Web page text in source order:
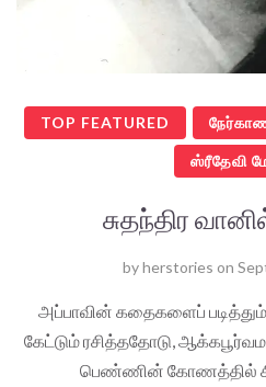
TOP FEATURED
ஸ்ரீதேவி
சுதந்திர
byherstories on
அப்பாவின் கதைகளைப்
கேட்டும் ரசித்ததோடு,
பெண்ணின் கோணத்தில்